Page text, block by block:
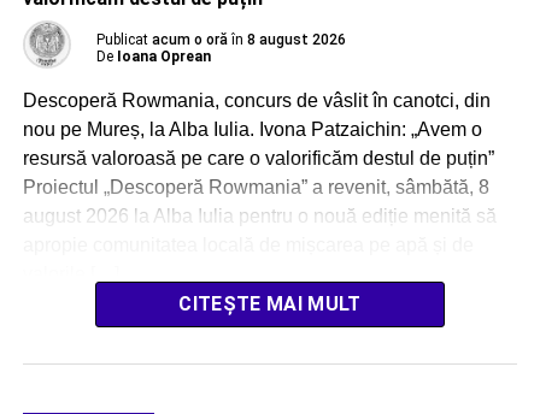
Publicat acum o oră în 8 august 2026
De Ioana Oprean
Descoperă Rowmania, concurs de vâslit în canotci, din
nou pe Mureș, la Alba Iulia. Ivona Patzaichin: „Avem o
resursă valoroasă pe care o valorificăm destul de puțin”
Proiectul „Descoperă Rowmania” a revenit, sâmbătă, 8
august 2026 la Alba Iulia pentru o nouă ediție menită să
CITEȘTE MAI MULT